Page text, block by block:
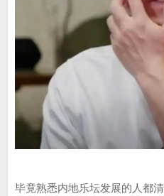
毕竟熟悉内地乐坛发展的人都